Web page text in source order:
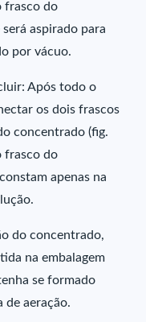
frasco do
aspirado para
por vácuo.
Após todo o
os dois frascos
concentrado (fig.
frasco do
apenas na
do concentrado,
na embalagem
se formado
de aeração.